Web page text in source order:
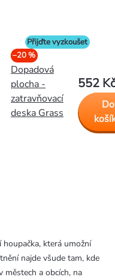
Přijďte vyzkoušet
–20 %
Dopadová
plocha -
zatravňovací
deska Grass
552 Kč
Do
houpačka, která umožní
najde všude tam, kde
městech a obcích, na